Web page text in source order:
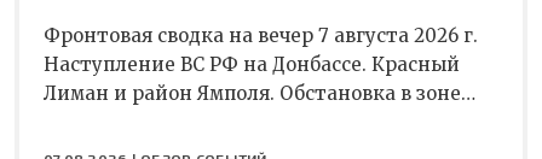
Фронтовая сводка на вечер 7 августа 2026 г.
Наступление ВС РФ на Донбассе. Красный
Лиман и район Ямполя. Обстановка в зоне…